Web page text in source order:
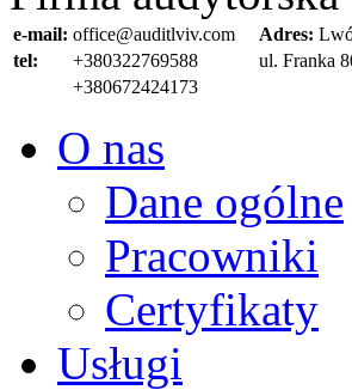
e-mail: office@auditlviv.com Adres:
tel:
+380322769588
ul. Frankа
+380672424173
O nas
Dane ogólne
Pracowniki
Certyfikaty
Usługi